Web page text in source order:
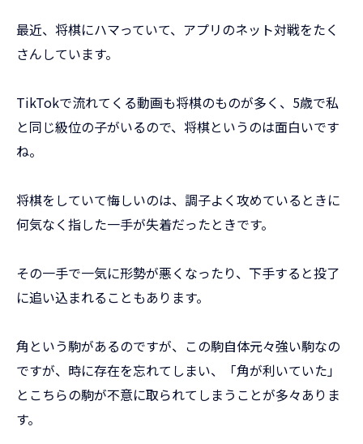
最近、将棋にハマっていて、アプリのネット対戦をたく
さんしています。
TikTokで流れてくる動画も将棋のものが多く、5歳で私
と同じ級位の子がいるので、将棋というのは面白いです
ね。
将棋をしていて悔しいのは、調子よく攻めているときに
何気なく指した一手が失着だったときです。
その一手で一気に形勢が悪くなったり、下手すると投了
に追い込まれることもあります。
角という駒があるのですが、この駒自体元々強い駒なの
ですが、時に存在を忘れてしまい、「角が利いていた」
とこちらの駒が不意に取られてしまうことが多々ありま
す。